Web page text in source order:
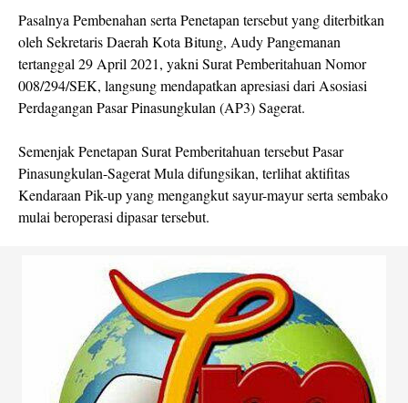
Pasalnya Pembenahan serta Penetapan tersebut yang diterbitkan
oleh Sekretaris Daerah Kota Bitung, Audy Pangemanan
tertanggal 29 April 2021, yakni Surat Pemberitahuan Nomor
008/294/SEK, langsung mendapatkan apresiasi dari Asosiasi
Perdagangan Pasar Pinasungkulan (AP3) Sagerat.
Semenjak Penetapan Surat Pemberitahuan tersebut Pasar
Pinasungkulan-Sagerat Mula difungsikan, terlihat aktifitas
Kendaraan Pik-up yang mengangkut sayur-mayur serta sembako
mulai beroperasi dipasar tersebut.